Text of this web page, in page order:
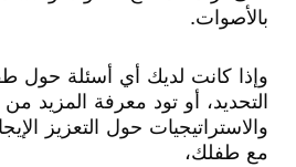
بالأصوات.
وإذا كانت لديك أي أسئلة حول
التحديد، أو تود معرفة المزيد من
والاستراتيجيات حول التعزيز
مع طفلك،